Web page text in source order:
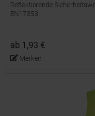
Reflektierende
EN17353.
ab 1,93 €
Merken